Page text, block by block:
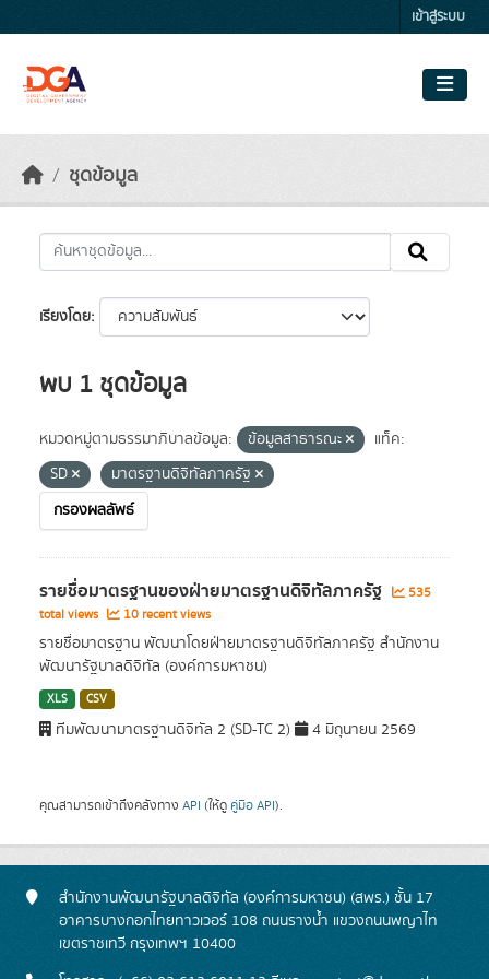
เข้าสู่ระบบ
ชุดข้อมูล
เรียงโดย
พบ 1 ชุดข้อมูล
หมวดหมู่ตามธรรมาภิบาลข้อมูล: ข้อมูลสาธารณะ
แท็ค:
SD
มาตรฐานดิจิทัลภาครัฐ
กรองผลลัพธ์
รายชื่อมาตรฐานของฝ่ายมาตรฐานดิจิทัลภาครัฐ
535
total views
10 recent views
รายชื่อมาตรฐาน พัฒนาโดยฝ่ายมาตรฐานดิจิทัลภาครัฐ สำนักงาน
พัฒนารัฐบาลดิจิทัล (องค์การมหาชน)
XLS CSV
ทีมพัฒนามาตรฐานดิจิทัล 2 (SD-TC 2) 4 มิถุนายน 2569
คุณสามารถเข้าถึงคลังทาง API (ให้ดู คู่มือ API).
สำนักงานพัฒนารัฐบาลดิจิทัล (องค์การมหาชน) (สพร.) ชั้น 17
อาคารบางกอกไทยทาวเวอร์ 108 ถนนรางน้ำ แขวงถนนพญาไท
เขตราชเทวี กรุงเทพฯ 10400